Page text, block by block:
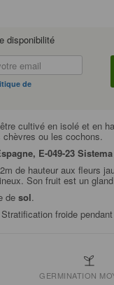
disponibilité
de
cultivé en isolé et en
ou les cochons.
E-049-23
de hauteur aux fleurs
Son fruit est un
de sol.
froide
GERMINATION